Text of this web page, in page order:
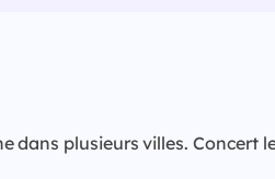
plusieurs villes. Concert